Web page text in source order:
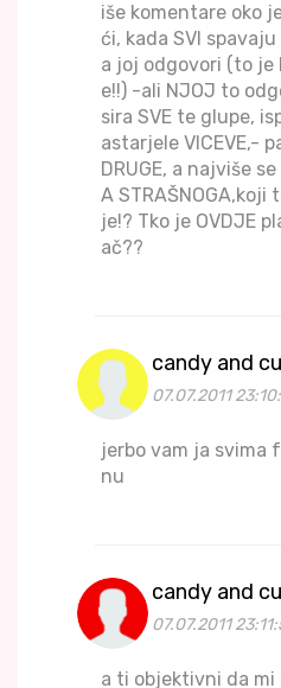
iše komentare oko
ći, kada SVI
a joj odgovori (to je
e!!) -ali NJOJ to
sira SVE te glupe,
astarjele VICEVE,-
DRUGE, a najviše
A STRAŠNOGA,koji
je!? Tko je OVDJE
ač??
candy and
07.07.2011
jerbo vam ja svima
nu
candy and
07.07.2011
a ti objektivni da mi